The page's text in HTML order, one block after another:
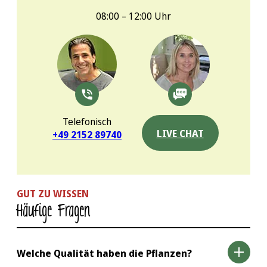
08:00 – 12:00 Uhr
Telefonisch
+49 2152 89740
LIVE CHAT
GUT ZU WISSEN
Häufige Fragen
Welche Qualität haben die Pflanzen?